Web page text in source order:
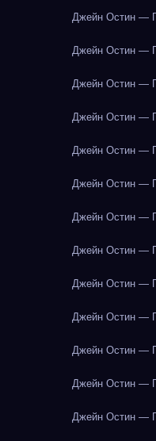
Джейн Остин —
Джейн Остин —
Джейн Остин —
Джейн Остин —
Джейн Остин —
Джейн Остин —
Джейн Остин —
Джейн Остин —
Джейн Остин —
Джейн Остин —
Джейн Остин —
Джейн Остин —
Джейн Остин —